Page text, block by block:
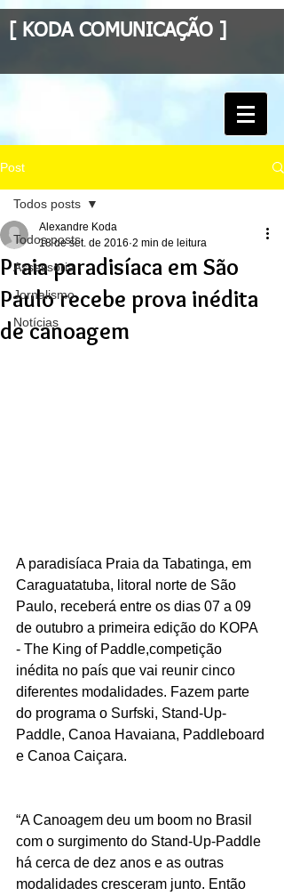
[ KODA COMUNICAÇÃO ]
Post
Todos posts
Assessoria
Jornalismo
Notícias
Todos posts
Praia paradisíaca em São
Paulo recebe prova inédita
de canoagem
Alexandre Koda
18 de set. de 2016 2 min de leitura
A paradisíaca Praia da Tabatinga, em
Caraguatatuba, litoral norte de São
Paulo, receberá entre os dias 07 a 09
de outubro a primeira edição do KOPA
- The King of Paddle,competição
inédita no país que vai reunir cinco
diferentes modalidades. Fazem parte
do programa o Surfski, Stand-Up-
Paddle, Canoa Havaiana, Paddleboard
e Canoa Caiçara.
“A Canoagem deu um boom no Brasil
com o surgimento do Stand-Up-Paddle
há cerca de dez anos e as outras
modalidades cresceram junto. Então